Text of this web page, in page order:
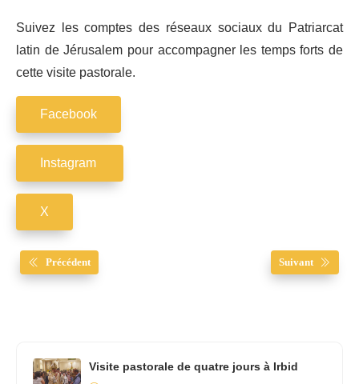
Suivez les comptes des réseaux sociaux du Patriarcat
latin de Jérusalem pour accompagner les temps forts de
cette visite pastorale.
Facebook
Instagram
X
Précédent Suivant
Visite pastorale de quatre jours à Irbid